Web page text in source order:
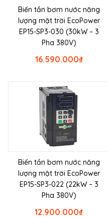
Biến tần bơm nước năng
lượng mặt trời EcoPower
EP15-SP3-030 (30kW – 3
Pha 380V)
₫
16.590.000
Biến tần bơm nước năng
lượng mặt trời EcoPower
EP15-SP3-022 (22kW – 3
Pha 380V)
₫
12.900.000